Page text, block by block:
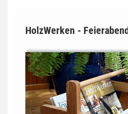
HolzWerken -